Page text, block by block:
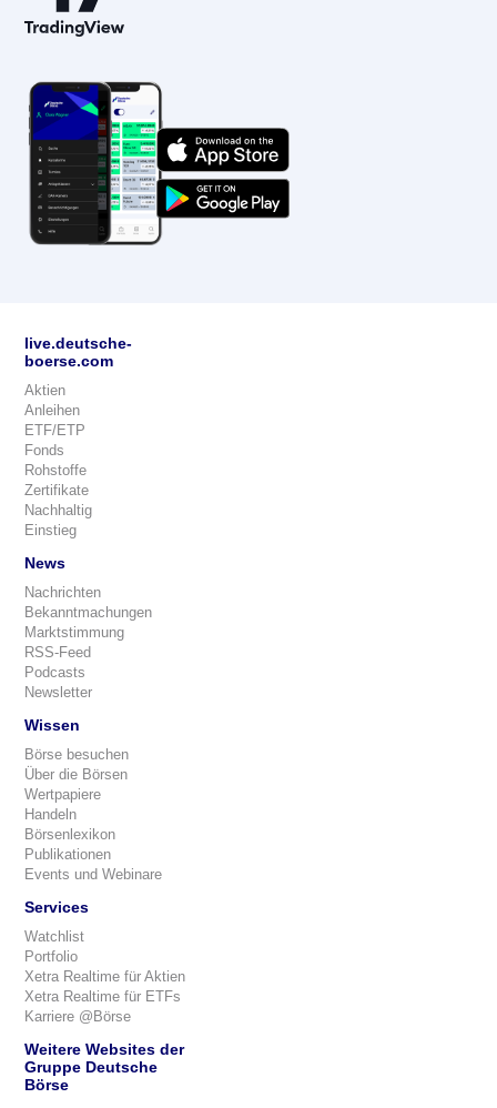
live.deutsche-
boerse.com
Aktien
Anleihen
ETF/ETP
Fonds
Rohstoffe
Zertifikate
Nachhaltig
Einstieg
News
Nachrichten
Bekanntmachungen
Marktstimmung
RSS-Feed
Podcasts
Newsletter
Wissen
Börse besuchen
Über die Börsen
Wertpapiere
Handeln
Börsenlexikon
Publikationen
Events und Webinare
Services
Watchlist
Portfolio
Xetra Realtime für Aktien
Xetra Realtime für ETFs
Karriere @Börse
Weitere Websites der
Gruppe Deutsche
Börse